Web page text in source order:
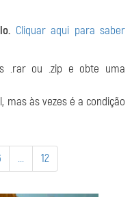
Cliquar aqui para saber
.rar ou .zip e obte uma
mas às vezes é a condição
... 12